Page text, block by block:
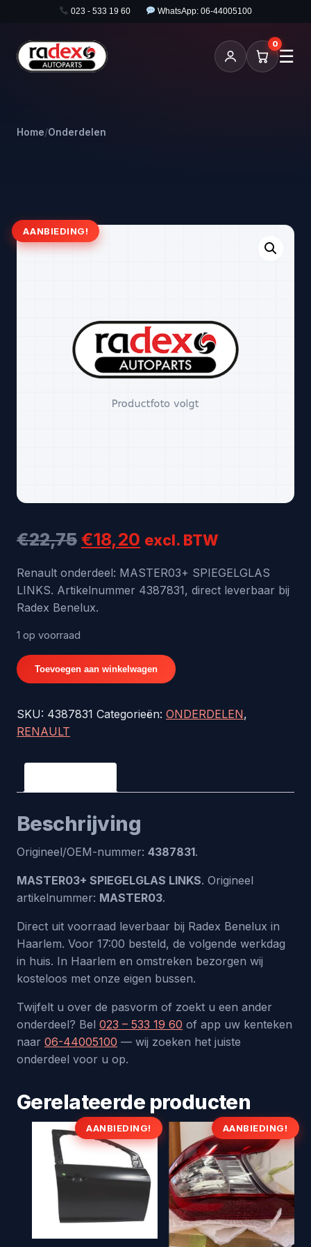
023 - 533 19 60 WhatsApp: 06-44005100
0
☰
Home/Onderdelen
AANBIEDING!
€22,75Oorspronkelijke
prijs
was:
€18,20 Huidige
prijs
is:
excl. BTW
Renault onderdeel: MASTER03+ SPIEGELGLAS
LINKS. Artikelnummer 4387831, direct leverbaar bij
Radex Benelux.
1 op voorraad
MASTER03+
SPIEGELGLAS
-
origineel
4387831
Toevoegen aan winkelwagen
SKU: 4387831 Categorieën: ONDERDELEN,
RENAULT
Beschrijving
Origineel/OEM-nummer: 4387831.
MASTER03+ SPIEGELGLAS LINKS. Origineel
artikelnummer: MASTER03.
Direct uit voorraad leverbaar bij Radex Benelux in
Haarlem. Voor 17:00 besteld, de volgende werkdag
in huis. In Haarlem en omstreken bezorgen wij
kosteloos met onze eigen bussen.
Twijfelt u over de pasvorm of zoekt u een ander
onderdeel? Bel 023 – 533 19 60 of app uw kenteken
naar 06-44005100 — wij zoeken het juiste
onderdeel voor u op.
Gerelateerde producten
AANBIEDING! AANBIEDING!